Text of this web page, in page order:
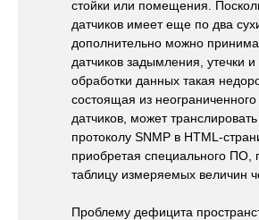
стойки или помещения.
датчиков имеет еще по два
дополнительно можно
датчиков задымления, утечки
обработки данных такая
состоящая из неограниченного
датчиков, может
протоколу SNMP в HTML-
приобретая специального ПО,
таблицу измеряемых величин
Проблему дефицита